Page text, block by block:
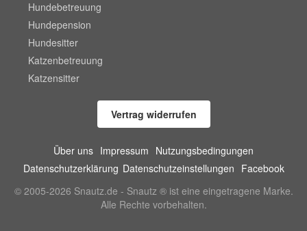
Hundebetreuung
Hundepension
Hundesitter
Katzenbetreuung
Katzensitter
Vertrag widerrufen
Über uns Impressum Nutzungsbedingungen
Datenschutzerklärung Datenschutzeinstellungen Facebook
© 2005-2026 Snautz.de - Snautz ® ist eine eingetragene Marke.
Alle Rechte vorbehalten.